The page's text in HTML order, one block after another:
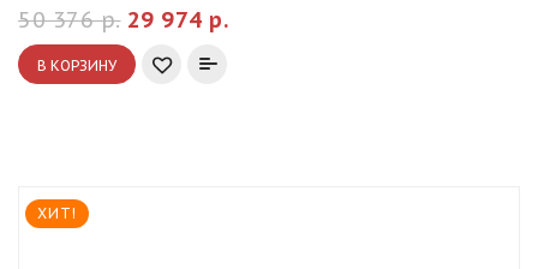
29 974 р.
50 376 р.
В КОРЗИНУ
ХИТ!